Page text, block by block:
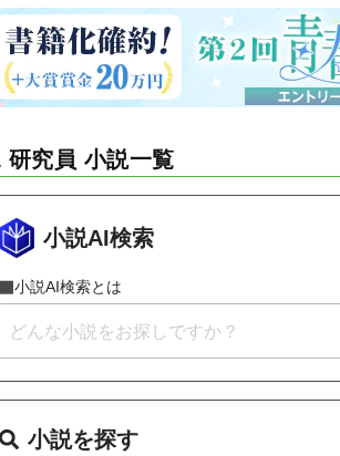
研究員 小説一覧
小説AI検索
小説AI検索とは
小説を探す